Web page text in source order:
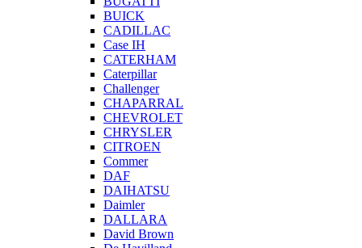
BUICK
CADILLAC
Case IH
CATERHAM
Caterpillar
Challenger
CHAPARRAL
CHEVROLET
CHRYSLER
CITROEN
Commer
DAF
DAIHATSU
Daimler
DALLARA
David Brown